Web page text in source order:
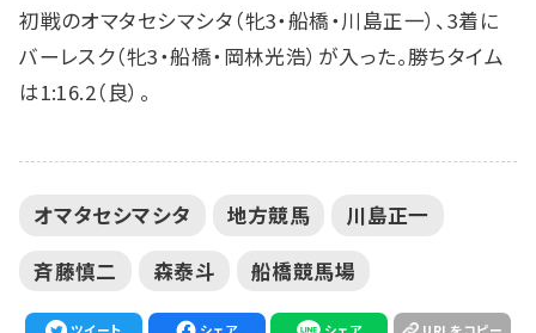
初戦のオマタセシマシタ（牝3・船橋・川島正一）、3着に
バーレスク（牝3・船橋・岡林光浩）が入った。勝ちタイム
は1:16.2（良）。
オマタセシマシタ 地方競馬
川島正一
斉藤慎二
森泰斗 船橋競馬場